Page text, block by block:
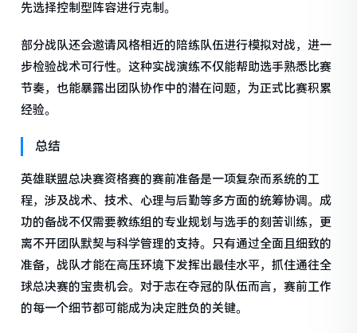
先选择控制型阵容进行克制。
部分战队还会邀请风格相近的陪练队伍进行模拟对战，进一
步检验战术可行性。这种实战演练不仅能帮助选手熟悉比赛
节奏，也能暴露出团队协作中的潜在问题，为正式比赛积累
经验。
总结
英雄联盟总决赛资格赛的赛前准备是一项复杂而系统的工
程，涉及战术、技术、心理与后勤等多方面的统筹协调。成
功的备战不仅需要教练组的专业规划与选手的刻苦训练，更
离不开团队默契与科学管理的支持。只有通过全面且细致的
准备，战队才能在高压环境下发挥出最佳水平，抓住通往全
球总决赛的宝贵机会。对于志在夺冠的队伍而言，赛前工作
的每一个细节都可能成为决定胜负的关键。